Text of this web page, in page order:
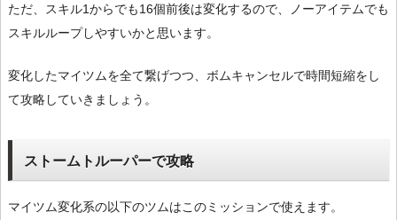
ただ、スキル1からでも16個前後は変化するので、ノーアイテムでも
スキルループしやすいかと思います。
変化したマイツムを全て繋げつつ、ボムキャンセルで時間短縮をし
て攻略していきましょう。
ストームトルーパーで攻略
マイツム変化系の以下のツムはこのミッションで使えます。